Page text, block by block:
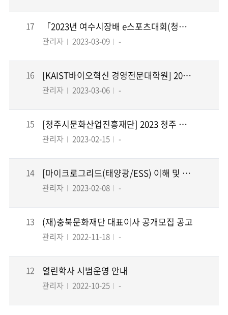
17 「2023년 여수시장배 e스포츠대회(청소년/대학부) 운영 용역」 제안서 평가위원(후보자) 모집 공고
관리자 2023-03-09 -
16 [KAIST바이오혁신 경영전문대학원] 2023학년도 가을학기 석사과정 입시 설명회 홍보
관리자 2023-03-06 -
15 [청주시문화산업진흥재단] 2023 청주 청년 로컬크리에이터 도제사업 참여청년 모집
관리자 2023-02-15 -
14 [마이크로그리드(태양광/ESS) 이해 및 전망] 교육생 모집
관리자 2023-02-08 -
13 (재)충북문화재단 대표이사 공개모집 공고
관리자 2022-11-18 -
12 열린학사 시범운영 안내
관리자 2022-10-25 -